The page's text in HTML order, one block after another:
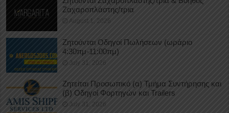
Ζαχαροπλάστης/τρια
August 1, 2026
Ζητούνται Οδηγοί Πωλήσεων (ωράριο
4:30πμ-11:00πμ)
July 31, 2026
Ζητείται Προσωπικό (α) Τμήμα Συντήρησης και
(β) Οδηγοί Φορτηγών και Trailers
July 31, 2026